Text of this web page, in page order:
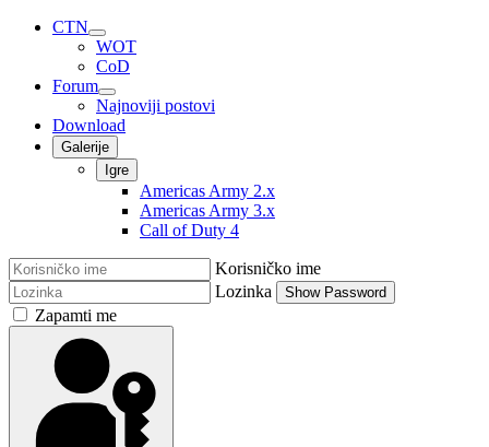
CTN
WOT
CoD
Forum
Najnoviji postovi
Download
Galerije
Igre
Americas Army 2.x
Americas Army 3.x
Call of Duty 4
Korisničko ime
Lozinka
Show Password
Zapamti me